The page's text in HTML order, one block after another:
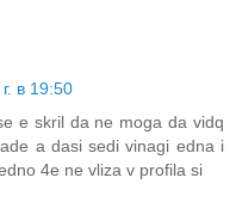
в 19:50
e skril da ne moga da vidq
a dasi sedi vinagi edna i
4e ne vliza v profila si